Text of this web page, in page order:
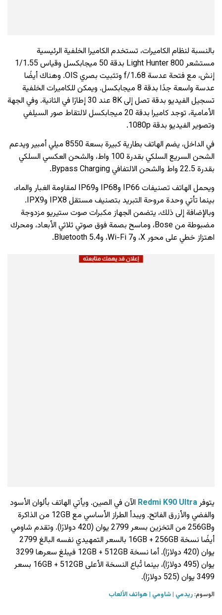
بالنسبة لنظام الكاميرات، تستخدم الكاميرا الخلفية الرئيسية
مستشعر Light Hunter 800 بدقة 50 ميجابكسل وقياس 1/1.55
إنش، مع فتحة عدسة f/1.68 وتثبيت بصري OIS. وهناك أيضًا
عدسة واسعة جدًا بدقة 8 ميجابكسل. ويمكن للكاميرات الخلفية
تسجيل الفيديو بدقة تصل إلى 8K عند 30 إطارًا في الثانية. وفي الجهة
الأمامية، توجد كاميرا بدقة 20 ميجابكسل لالتقاط صور السيلفي
وتصوير الفيديو بدقة 1080p.
في الداخل، يضم الهاتف بطارية كبيرة بسعة 8550 ميلي أمبير ويدعم
الشحن السريع السلكي بقدرة 100 واط، والشحن العكسي السلكي
بقدرة 22.5 واط والشحن الالتفافي Bypass Charging.
ويحمل الهاتف تصنيفات IP66 وIP68 وIP69 لمقاومة الغبار والماء،
بينما تأتي وحدة مروحة التبريد بتصنيف مستقل IPX8 وIPX9.
وبالإضافة إلى ذلك، يتضمن الجهاز مكبرات صوت ستيريو مزدوجة
مضبوطة من Bose، وماسح بصمة فوق صوتي ثلاثي الأبعاد، ومحرك
اهتزاز خطي على محور X، وWi-Fi 7، وBluetooth 5.4.
يتوفرRedmi K90 Ultra الآن في الصين. ويأتي الهاتف بألوان الأسود
والفضي والأزرق الفاتح. ويبدأ الطراز الأساسي مع 12GB من الذاكرة
و256GB من التخزين بسعر 2799 يوان (420 دولارًا). وتقدم شاومي
أيضًا نسخة 16GB + 256GB بالسعر التمهيدي نفسه البالغ 2799
يوان (420 دولارًا). أما نسخة 12GB + 512GB فيبلغ سعرها 3299
يوان (495 دولارًا)، بينما تُباع النسخة الأعلى 16GB + 512GB بسعر
3499 يوان (525 دولارًا).
الوسوم: ريدمي شاومي هواتف الألعاب